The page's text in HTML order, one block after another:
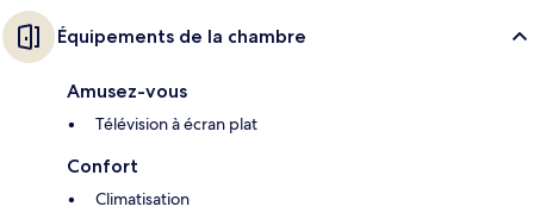
Équipements de la chambre
Amusez-vous
Télévision à écran plat
Confort
Climatisation